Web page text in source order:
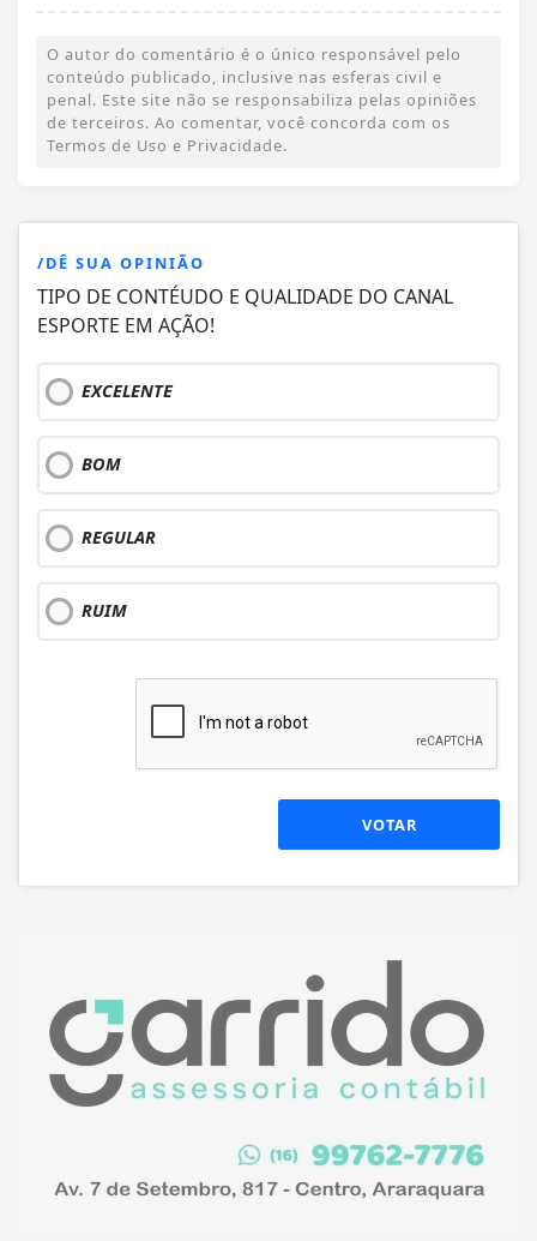
O autor do comentário é o único responsável pelo
conteúdo publicado, inclusive nas esferas civil e
penal. Este site não se responsabiliza pelas opiniões
de terceiros. Ao comentar, você concorda com os
Termos de Uso e Privacidade.
/DÊ SUA OPINIÃO
TIPO DE CONTÉUDO E QUALIDADE DO CANAL
ESPORTE EM AÇÃO!
EXCELENTE
BOM
REGULAR
RUIM
VOTAR